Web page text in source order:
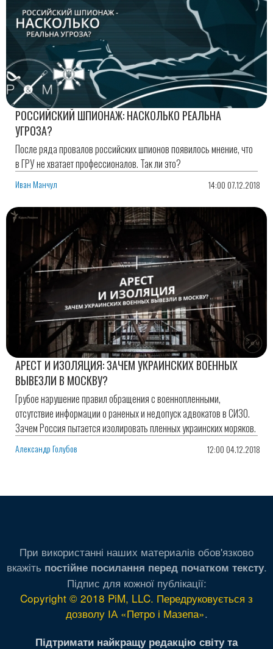
РОССИЙСКИЙ ШПИОНАЖ: НАСКОЛЬКО РЕАЛЬНА
УГРОЗА?
После ряда провалов российских шпионов появилось мнение, что
в ГРУ не хватает профессионалов. Так ли это?
Иван Манчул 14:00 07.12.2018
АРЕСТ И ИЗОЛЯЦИЯ: ЗАЧЕМ УКРАИНСКИХ ВОЕННЫХ
ВЫВЕЗЛИ В МОСКВУ?
Грубое нарушение правил обращения с военнопленными,
отсутствие информации о раненых и недопуск адвокатов в СИЗО.
Зачем Россия пытается изолировать пленных украинских моряков.
Александр Голубов 12:00 04.12.2018
При використанні наших материалів обов'язково
вкажіть постійне посилання перед початком тексту.
Підпис для кожної публікації:
Copyright © 2018 PiM, LLC. Передруковується з
дозволу ІА «Петро і Мазепа».
Підтримати найкращу редакцію світу та